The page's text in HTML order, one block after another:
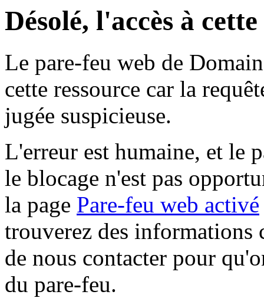
Désolé, l'accès à
Le pare-feu web de
cette ressource car la
jugée suspicieuse.
L'erreur est humaine, et le
le blocage n'est pas
la page Pare-feu web activé
trouverez des informations
de nous contacter pour
du pare-feu.